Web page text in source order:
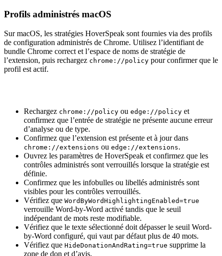
Profils administrés macOS
Sur macOS, les stratégies HoverSpeak sont fournies via des profils
de configuration administrés de Chrome. Utilisez l’identifiant de
bundle Chrome correct et l’espace de noms de stratégie de
l’extension, puis rechargez chrome://policy pour confirmer que le
profil est actif.
Rechargez chrome://policy ou edge://policy et
confirmez que l’entrée de stratégie ne présente aucune erreur
d’analyse ou de type.
Confirmez que l’extension est présente et à jour dans
chrome://extensions ou edge://extensions.
Ouvrez les paramètres de HoverSpeak et confirmez que les
contrôles administrés sont verrouillés lorsque la stratégie est
définie.
Confirmez que les infobulles ou libellés administrés sont
visibles pour les contrôles verrouillés.
Vérifiez que WordByWordHighlightingEnabled=true
verrouille Word-by-Word activé tandis que le seuil
indépendant de mots reste modifiable.
Vérifiez que le texte sélectionné doit dépasser le seuil Word-
by-Word configuré, qui vaut par défaut plus de 40 mots.
Vérifiez que HideDonationAndRating=true supprime la
zone de don et d’avis.